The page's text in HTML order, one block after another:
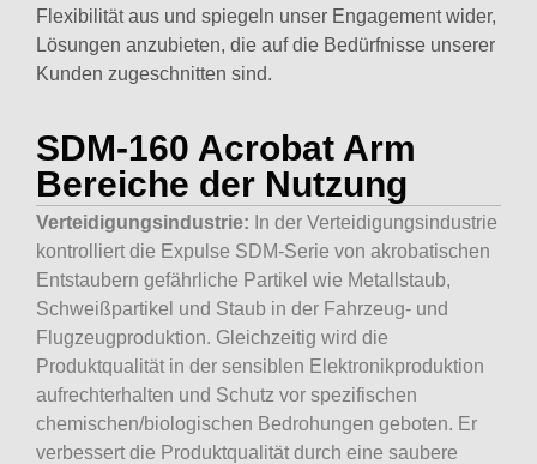
Flexibilität aus und spiegeln unser Engagement wider,
Lösungen anzubieten, die auf die Bedürfnisse unserer
Kunden zugeschnitten sind.
SDM-160 Acrobat Arm
Bereiche der Nutzung
Verteidigungsindustrie: In der Verteidigungsindustrie
kontrolliert die Expulse SDM-Serie von akrobatischen
Entstaubern gefährliche Partikel wie Metallstaub,
Schweißpartikel und Staub in der Fahrzeug- und
Flugzeugproduktion. Gleichzeitig wird die
Produktqualität in der sensiblen Elektronikproduktion
aufrechterhalten und Schutz vor spezifischen
chemischen/biologischen Bedrohungen geboten. Er
verbessert die Produktqualität durch eine saubere